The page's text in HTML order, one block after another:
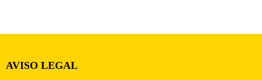
AVISO LEGAL